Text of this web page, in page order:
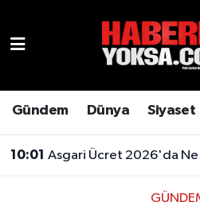
Gündem Dünya Siyaset
10:01 Asgari Ücret 2026'da Ne Kadar
Hava Durumu